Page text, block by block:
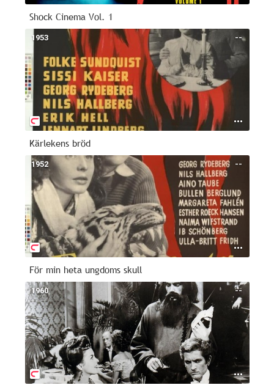
Shock Cinema Vol. 1
--
1953
Kärlekens bröd
--
1952
För min heta ungdoms skull
--
1960